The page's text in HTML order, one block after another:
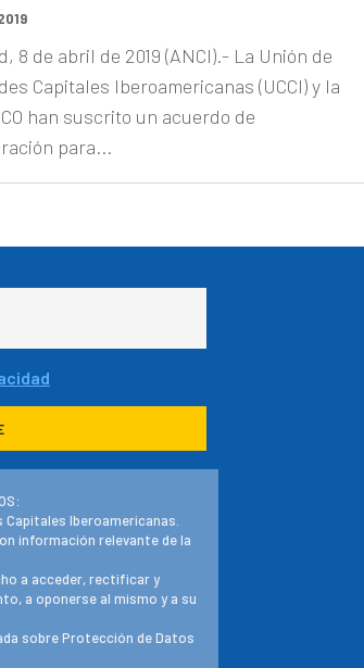
8 de abril de 2019 (ANCI).- La Unión de
Capitales Iberoamericanas (UCCI) y la
han suscrito un acuerdo de
para...
Capitales Iberoamericanas.
información relevante de la
a acceder, rectificar y
a oponerse al mismo y a su
sobre Protección de Datos